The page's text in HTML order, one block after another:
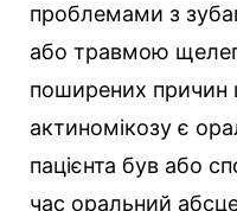
проблемами з
або травмою
поширених причин
актиномікозу є
пацієнта був або
час оральний